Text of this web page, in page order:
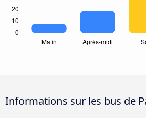
Informations sur les bus de